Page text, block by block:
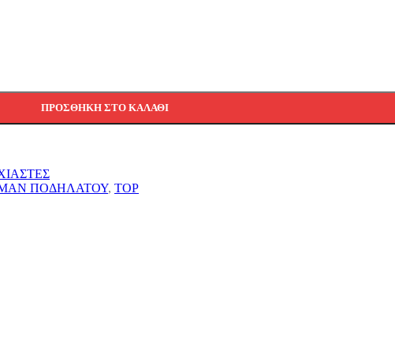
ΠΡΟΣΘΉΚΗ ΣΤΟ ΚΑΛΆΘΙ
ΠΟΔΗΛΑΤΟΥ, TOP